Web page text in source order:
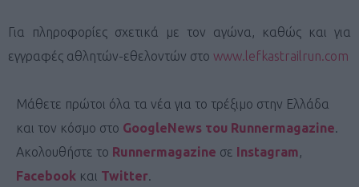
Για πληροφορίες σχετικά με τον αγώνα, καθώς και για
εγγραφές αθλητών-εθελοντών στο www.lefkastrailrun.com
Μάθετε πρώτοι όλα τα νέα για το τρέξιμο στην Ελλάδα
και τον κόσμο στο GoogleNews του Runnermagazine.
Ακολουθήστε το Runnermagazine σε Instagram,
Facebook και Twitter.